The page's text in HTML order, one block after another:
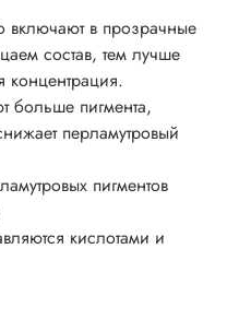
уже при 3-5%-ном
массы рабочего
включают в прозрачные
состав, тем лучше
больше пигмента,
перламутровый
пигментов
кислотами и